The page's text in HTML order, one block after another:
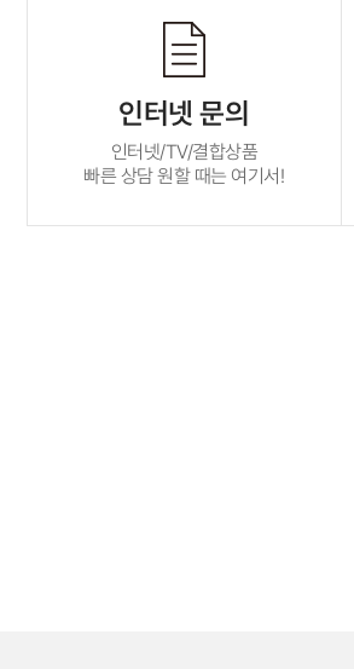
인터넷 문의
인터넷/TV/결합상품
빠른 상담 원할 때는 여기서!